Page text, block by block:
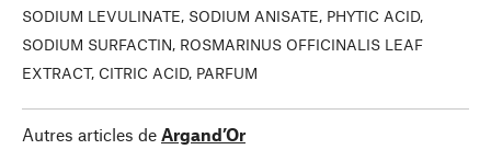
SODIUM LEVULINATE, SODIUM ANISATE, PHYTIC ACID,
SODIUM SURFACTIN, ROSMARINUS OFFICINALIS LEAF
EXTRACT, CITRIC ACID, PARFUM
Autres articles de Argand’Or